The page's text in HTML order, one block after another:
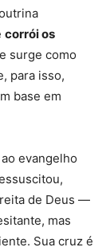
corrói os
surge como
para isso,
base em
evangelho
de Deus —
mas
Sua cruz é